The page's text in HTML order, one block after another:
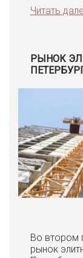
Читать
РЫНОК
Во втором
рынок